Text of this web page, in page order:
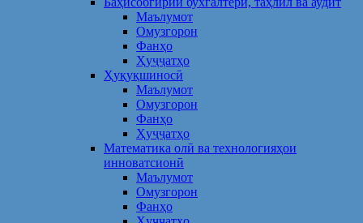
Маълумот
Омузгорон
Фанҳо
Ҳуҷҷатҳо
Ҳуқуқшиносӣ
Маълумот
Омузгорон
Фанҳо
Ҳуҷҷатҳо
Математика олӣ ва технологияҳои
инноватсионӣ
Маълумот
Омузгорон
Фанҳо